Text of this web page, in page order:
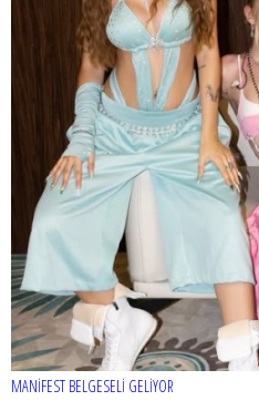
MANİFEST BELGESELİ GELİYOR